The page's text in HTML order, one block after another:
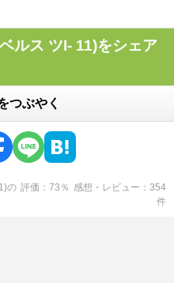
ルス ツI- 11)をシェア
つぶやく
の 評価 73 ％ 感想・レビュー
354
件